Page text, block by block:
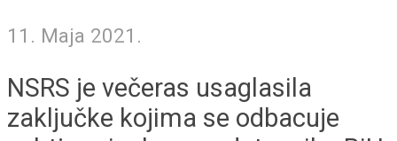
11. Maja 2021.
NSRS je večeras usaglasila
zaključke kojima se odbacuje